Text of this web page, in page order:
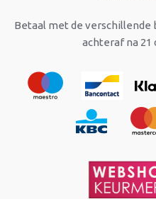
Betaal met de
achteraf na 21